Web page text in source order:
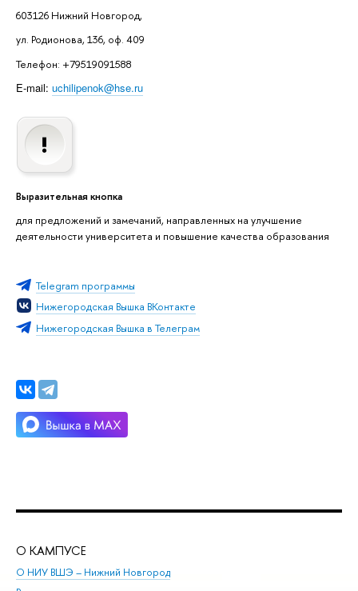
603126 Нижний Новгород,
ул. Родионова, 136, оф. 409
Телефон: +79519091588
E-mail: uchilipenok@hse.ru
Выразительная кнопка
для предложений и замечаний, направленных на улучшение
деятельности университета и повышение качества образования
Telegram программы
Нижегородская Вышка ВКонтакте
Нижегородская Вышка в Телеграм
О КАМПУСЕ
О НИУ ВШЭ – Нижний Новгород